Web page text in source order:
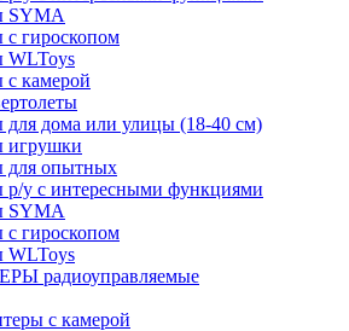
SYMA
с гироскопом
WLToys
с камерой
для дома или улицы (18-40 см)
игрушки
для опытных
р/у с интересными функциями
SYMA
с гироскопом
WLToys
радиоуправляемые
с камерой